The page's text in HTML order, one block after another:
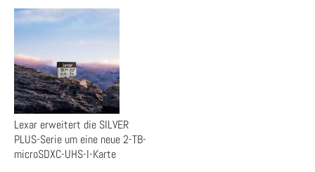
Lexar erweitert die SILVER
PLUS-Serie um eine neue 2-TB-
microSDXC-UHS-I-Karte